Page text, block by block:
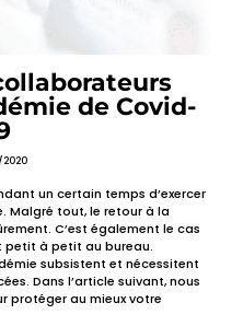
de Covid-
un certain temps d’exercer
Malgré tout, le retour à la
C’est également le cas
petit à petit au bureau.
subsistent et nécessitent
Dans l’article suivant, nous
protéger au mieux votre